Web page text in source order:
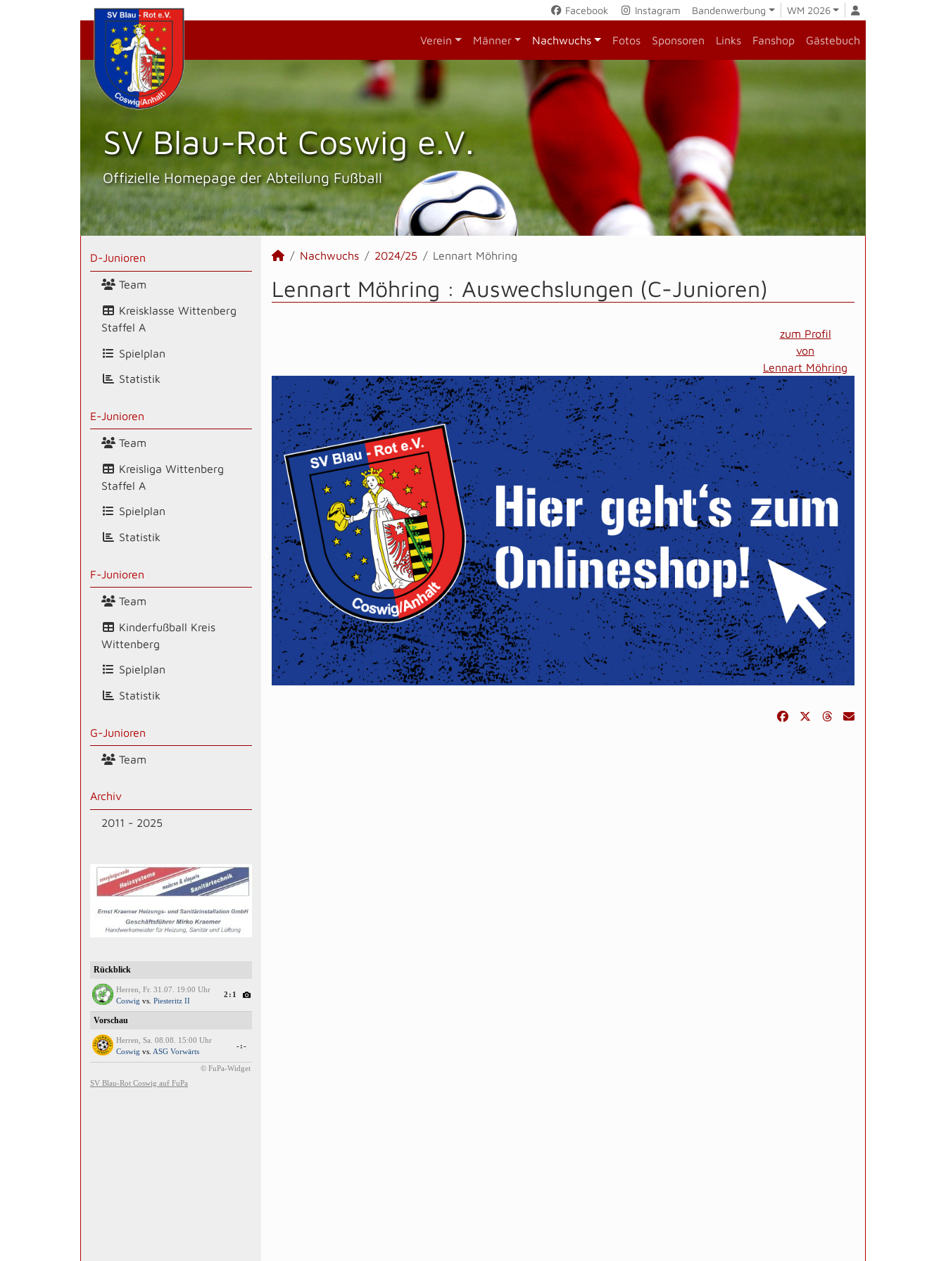
Facebook Instagram Bandenwerbung WM 2026
Verein Männer Nachwuchs Fotos Sponsoren Links Fanshop Gästebuch
SV Blau-Rot Coswig e.V.
Offizielle Homepage der Abteilung Fußball
D-Junioren
Team
Kreisklasse Wittenberg
Staffel A
Spielplan
Statistik
E-Junioren
Team
Kreisliga Wittenberg
Staffel A
Spielplan
Statistik
F-Junioren
Team
Kinderfußball Kreis
Wittenberg
Spielplan
Statistik
G-Junioren
Team
Archiv
2011 - 2025
Nachwuchs 2024/25 Lennart Möhring
Lennart Möhring : Auswechslungen (C-Junioren)
zum Profil
von
Lennart Möhring